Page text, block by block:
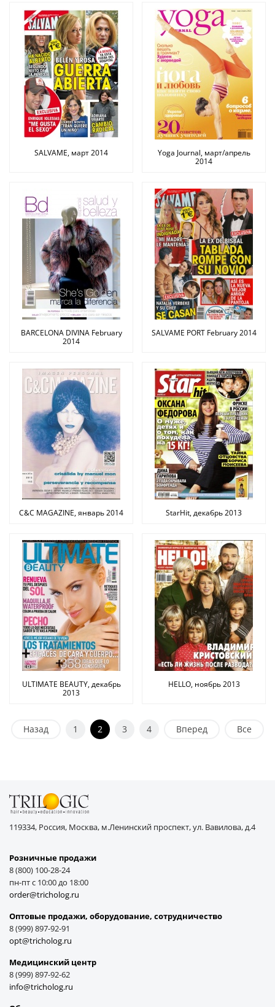
SALVAME, март 2014
Yoga Journal, март/апрель
2014
BARCELONA DIVINA February
2014
SALVAME PORT February 2014
C&C MAGAZINE, январь 2014 StarHit, декабрь 2013
ULTIMATE BEAUTY, декабрь
2013
HELLO, ноябрь 2013
Назад 1 2 3 4 Вперед Все
119334, Россия, Москва, м.Ленинский проспект, ул. Вавилова, д.4
Розничные продажи
8 (800) 100-28-24
пн-пт с 10:00 до 18:00
order@tricholog.ru
Оптовые продажи, оборудование, cотрудничество
8 (999) 897-92-91
opt@tricholog.ru
Медицинский центр
8 (999) 897-92-62
info@tricholog.ru